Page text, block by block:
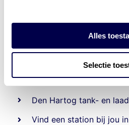
Alles
Selectie
tankstationsen
Den Hartog tank- en
Vind een station bij jou